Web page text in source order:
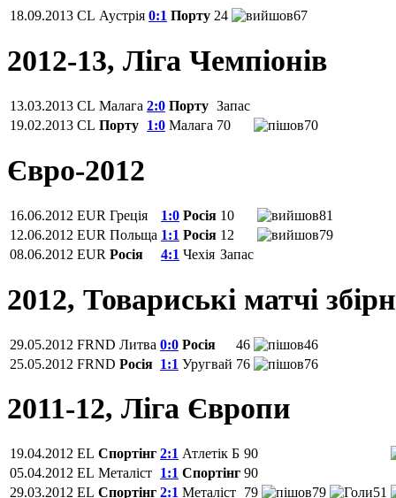
18.09.2013 CL Аустрія 0:1 Порту 24 67
2012-13, Ліга Чемпіонів
13.03.2013 CL Малага 2:0 Порту Запас
19.02.2013 CL Порту 1:0 Малага 70 70
Євро-2012
16.06.2012 EUR Греція 1:0 Росія 10
81
12.06.2012 EUR Польща 1:1 Росія 12
79
08.06.2012 EUR Росія 4:1 Чехія Запас
2012, Товариські матчі
29.05.2012 FRND Литва 0:0 Росія 46
46
25.05.2012 FRND Росія 1:1 Уругвай 76 76
2011-12, Ліга Європи
19.04.2012 EL Спортінг 2:1 Атлетік Б 90
05.04.2012 EL Металіст 1:1 Спортінг 90
29.03.2012 EL Спортінг 2:1 Металіст 79 79 51